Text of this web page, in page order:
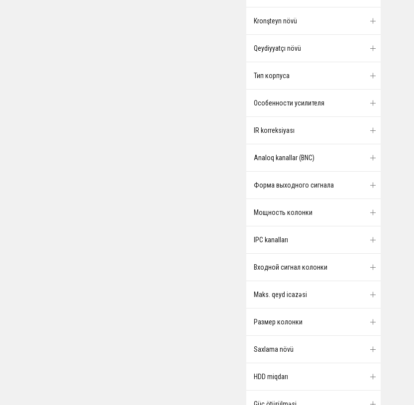
Kronşteyn növü
Qeydiyyatçı növü
Тип корпуса
Особенности усилителя
IR korreksiyası
Analoq kanallar (BNC)
Форма выходного сигнала
Мощность колонки
IPC kanalları
Входной сигнал колонки
Maks. qeyd icazəsi
Размер колонки
Saxlama növü
HDD miqdarı